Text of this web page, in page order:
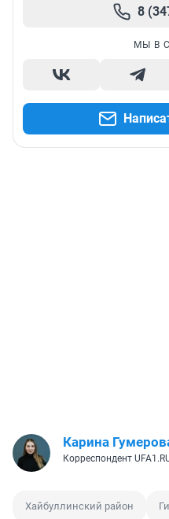
8
МЫ В
Карина
Корреспондент
Хайбуллинский район